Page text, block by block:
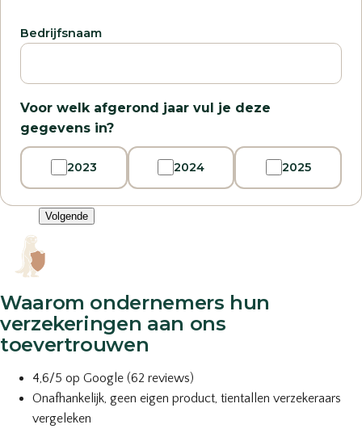
Bedrijfsnaam
Voor welk afgerond jaar vul je deze
gegevens in?
2023 2024 2025
Volgende
Waarom ondernemers hun
verzekeringen aan ons
toevertrouwen
4,6/5 op Google (62 reviews)
Onafhankelijk, geen eigen product, tientallen verzekeraars
vergeleken